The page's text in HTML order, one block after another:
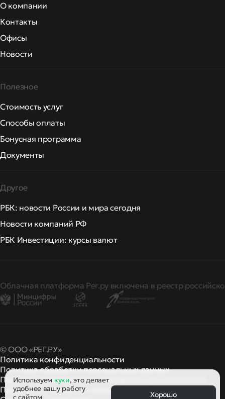
О компании
Контакты
Офисы
Новости
Полезное
Стоимость услуг
Способы оплаты
Бонусная программа
Документы
Другое
РБК: новости России и мира сегодня
Новости компаний РФ
РБК Инвестиции: курсы валют
Облачная платформа Рег.ру включена в реестр
© ООО «РЕГ.РУ»
Политика конфиденциальности
Политика обработки персональных данных
Правила применения рекомендательных технологий
Правила пользованияи другие
правила и политики
Используем куки, это делает
удобнее вашу работу
с сайтом
Хорошо